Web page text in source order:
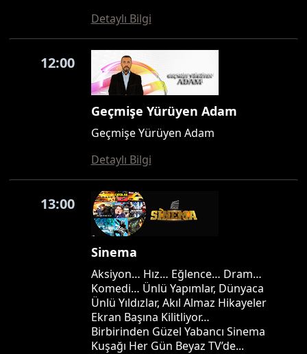
Detaylı Bilgi
12:00
Geçmişe Yürüyen Adam
Geçmişe Yürüyen Adam
Detaylı Bilgi
13:00
Sinema
Aksiyon… Hız… Eğlence… Dram…
Komedi… Ünlü Yapımlar, Dünyaca
Ünlü Yıldızlar, Akıl Almaz Hikayeler
Ekran Başına Kilitliyor…
Birbirinden Güzel Yabancı Sinema
Kuşağı Her Gün Beyaz TV’de...